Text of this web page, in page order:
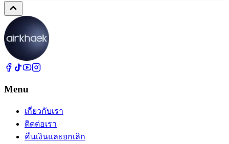
Menu
เกี่ยวกับเรา
ติดต่อเรา
คืนเงินและยกเลิก